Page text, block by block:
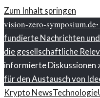
Zum Inhalt springen
vision-zero-symposium.de·
fundierte Nachrichten
die gesellschaftliche
informierte Diskussionen
für den Austausch von
Krypto NewsTechnologie